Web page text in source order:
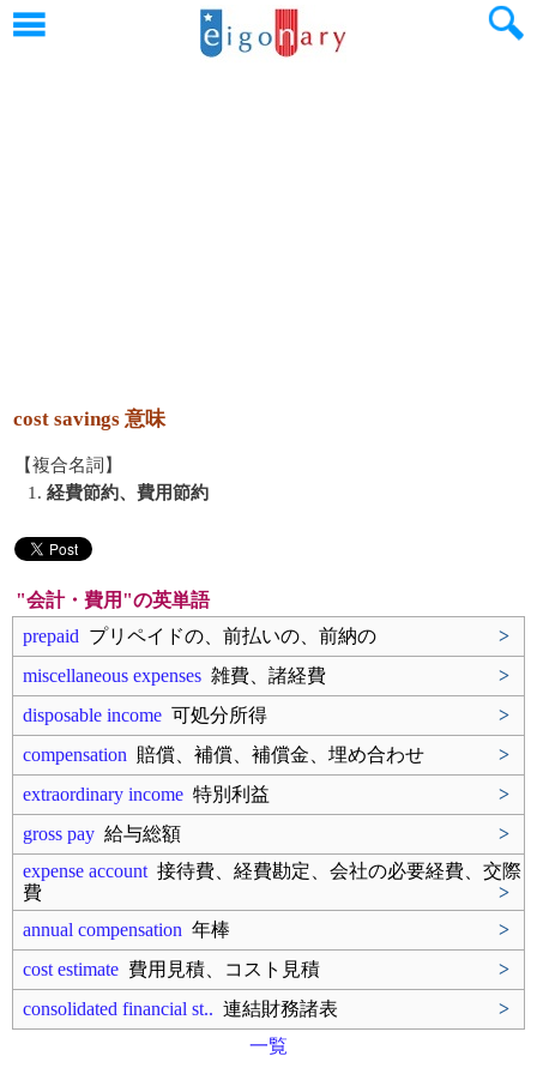
cost savings 意味
【複合名詞】
1. 経費節約、費用節約
"会計・費用"の英単語
prepaid プリペイドの、前払いの、前納の
>
miscellaneous expenses 雑費、諸経費
>
disposable income 可処分所得
>
compensation 賠償、補償、補償金、埋め合わせ
>
extraordinary income 特別利益
>
gross pay 給与総額
>
expense account 接待費、経費勘定、会社の必要経費、交際
費
>
annual compensation 年棒
>
cost estimate 費用見積、コスト見積
>
consolidated financial st.. 連結財務諸表
>
一覧